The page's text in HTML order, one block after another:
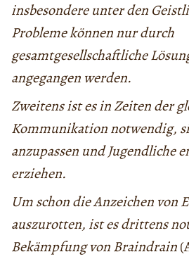
insbesondere unter den
Probleme können nur durch
gesamtgesellschaftliche
angegangen werden.
Zweitens ist es in Zeiten der
Kommunikation notwendig,
anzupassen und Jugendliche
erziehen.
Um schon die Anzeichen von
auszurotten, ist es drittens
Bekämpfung von Braindrain